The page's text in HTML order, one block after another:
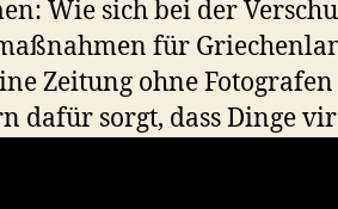
Wie sich bei der
für
Zeitung ohne
dafür sorgt, dass Dinge